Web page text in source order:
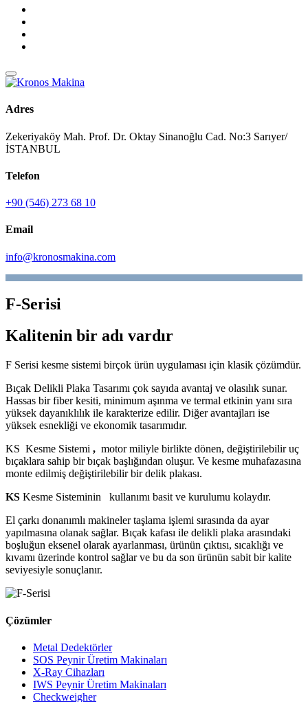
Adres
Zekeriyaköy Mah. Prof. Dr. Oktay Sinanoğlu Cad. No:3 Sarıyer/
İSTANBUL
Telefon
+90 (546) 273 68 10
Email
info@kronosmakina.com
F-Serisi
Kalitenin bir adı vardır
F Serisi kesme sistemi birçok ürün uygulaması için klasik çözümdür.
Bıçak Delikli Plaka Tasarımı çok sayıda avantaj ve olasılık sunar.
Hassas bir fiber kesiti, minimum aşınma ve termal etkinin yanı sıra
yüksek dayanıklılık ile karakterize edilir. Diğer avantajları ise
yüksek esnekliği ve ekonomik tasarımıdır.
KS Kesme Sistemi , motor miliyle birlikte dönen, değiştirilebilir uç
bıçaklara sahip bir bıçak başlığından oluşur. Ve kesme muhafazasına
monte edilmiş değiştirilebilir bir delik plakası.
KS Kesme Sisteminin kullanımı basit ve kurulumu kolaydır.
El çarkı donanımlı makineler taşlama işlemi sırasında da ayar
yapılmasına olanak sağlar. Bıçak kafası ile delikli plaka arasındaki
boşluğun eksenel olarak ayarlanması, ürünün çıktısı, sıcaklığı ve
kıvamı üzerinde kontrol sağlar ve bu da son ürünün sabit bir kalite
seviyesiyle sonuçlanır.
Çözümler
Metal Dedektörler
SOS Peynir Üretim Makinaları
X-Ray Cihazları
IWS Peynir Üretim Makinaları
Checkweigher